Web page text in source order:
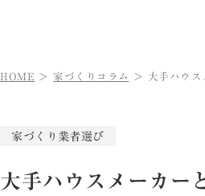
HOME 家づくりコラム 大手ハウス
家づくり 業者選び
大手ハウスメーカー